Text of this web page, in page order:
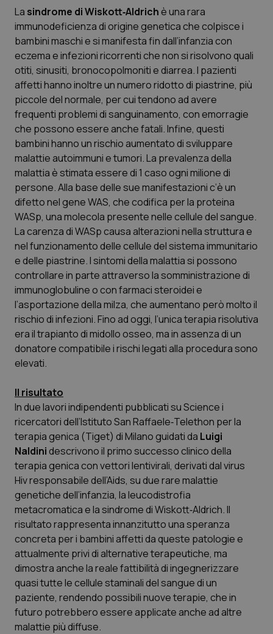
Emilia-Romagna
Friuli Venezia Giulia
Lazio
Liguria
Lombardia
Marche
Molise
Piemonte
Provincia Autonoma di Bolzano
Provincia Autonoma di Trento
Puglia
Sardegna
Sicilia
Toscana
Umbria
Valle D’Aosta
Veneto
Colesterolo & coronaropatie
Dermatite Atopica
Diabete & glucometri
Disturbi dell’umore
Dolore
Donna & Salute
Epatiti
HIV
Infezioni & Febbre
Ipertensione & Scompenso
Malattie rare
Malattia di Crohn & Rettocolite Ulcerosa
Neuroscienze & patologie neurodegenerative
Obesità
Oftalmologia
Oncodermatologia
Oncoematologia
Oncologia & Nutrizione
Psoriasi & pelle
Quotidiano Cardiologia
La sindrome di Wiskott‐Aldrichè una rara
immunodeficienza di origine genetica che colpisce i
bambini maschi e si manifesta fin dall’infanzia con
eczema e infezioni ricorrenti che non si risolvono quali
otiti, sinusiti, bronocopolmoniti e diarrea. I pazienti
affetti hanno inoltre un numero ridotto di piastrine, più
piccole del normale, per cui tendono ad avere
frequenti problemi di sanguinamento, con emorragie
che possono essere anche fatali. Infine, questi
bambini hanno un rischio aumentato di sviluppare
malattie autoimmuni e tumori. La prevalenza della
malattia è stimata essere di 1 caso ogni milione di
persone. Alla base delle sue manifestazioni c’è un
difetto nel geneWAS, che codifica per la proteina
WASp, una molecola presente nelle cellule del sangue.
La carenza di WASp causa alterazioni nella struttura e
nel funzionamento delle cellule del sistema immunitario
e delle piastrine. I sintomi della malattia si possono
controllare in parte attraverso la somministrazione di
immunoglobuline o con farmaci steroidei e
l’asportazione della milza, che aumentano però molto il
rischio di infezioni. Fino ad oggi, l’unica terapia risolutiva
era il trapianto di midollo osseo, ma in assenza di un
donatore compatibile i rischi legati alla procedura sono
elevati.
Il risultato
In due lavori indipendenti pubblicati suSciencei
ricercatori dell’Istituto San Raffaele‐Telethon per la
terapia genica (Tiget) di Milano guidati da Luigi
Naldinidescrivono il primo successo clinico della
terapia genica con vettori lentivirali, derivati dal virus
Hiv responsabile dell’Aids, su due rare malattie
genetiche dell’infanzia, la leucodistrofia
metacromatica e la sindrome di Wiskott‐Aldrich. Il
risultato rappresenta innanzitutto una speranza
concreta per i bambini affetti da queste patologie e
attualmente privi di alternative terapeutiche, ma
dimostra anche la reale fattibilità di ingegnerizzare
quasi tutte le cellule staminali del sangue di un
paziente, rendendo possibili nuove terapie, che in
futuro potrebbero essere applicate anche ad altre
malattie più diffuse.